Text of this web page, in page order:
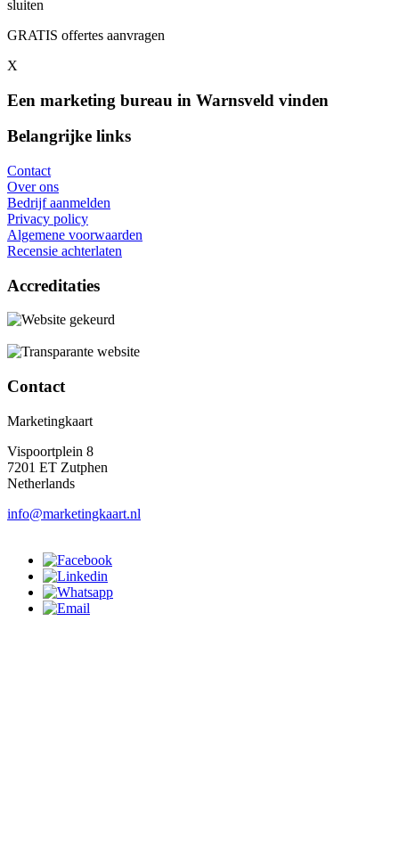
sluiten
GRATIS offertes aanvragen
X
Een marketing bureau in Warnsveld vinden
Belangrijke links
Contact
Over ons
Bedrijf aanmelden
Privacy policy
Algemene voorwaarden
Recensie achterlaten
Accreditaties
Contact
Marketingkaart
Vispoortplein 8
7201 ET Zutphen
Netherlands
info@marketingkaart.nl